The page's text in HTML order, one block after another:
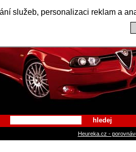
služeb, personalizaci reklam a
Alfa
hledej
Heureka.cz -